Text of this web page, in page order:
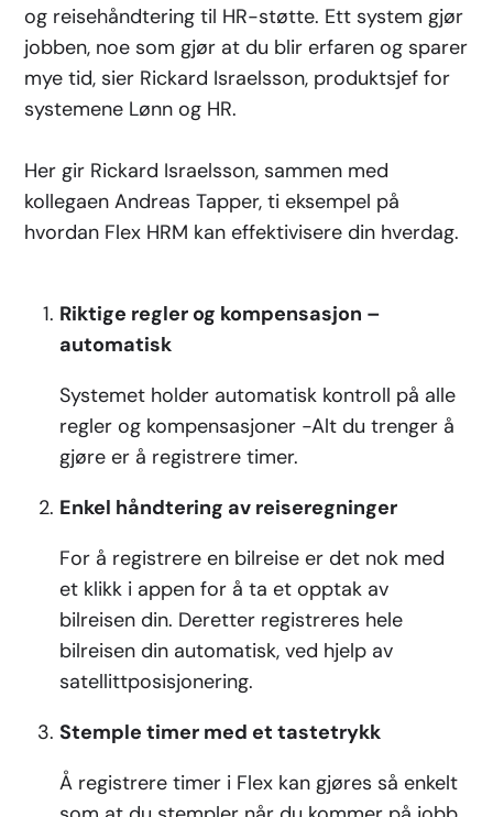
og reisehåndtering til HR-støtte. Ett system gjør
jobben, noe som gjør at du blir erfaren og sparer
mye tid, sier Rickard Israelsson, produktsjef for
systemene Lønn og HR.
Her gir Rickard Israelsson, sammen med
kollegaen Andreas Tapper, ti eksempel på
hvordan Flex HRM kan effektivisere din hverdag.
Riktige regler og kompensasjon –
automatisk
Systemet holder automatisk kontroll på alle
regler og kompensasjoner -Alt du trenger å
gjøre er å registrere timer.
Enkel håndtering av reiseregninger
For å registrere en bilreise er det nok med
et klikk i appen for å ta et opptak av
bilreisen din. Deretter registreres hele
bilreisen din automatisk, ved hjelp av
satellittposisjonering.
Stemple timer med et tastetrykk
Å registrere timer i Flex kan gjøres så enkelt